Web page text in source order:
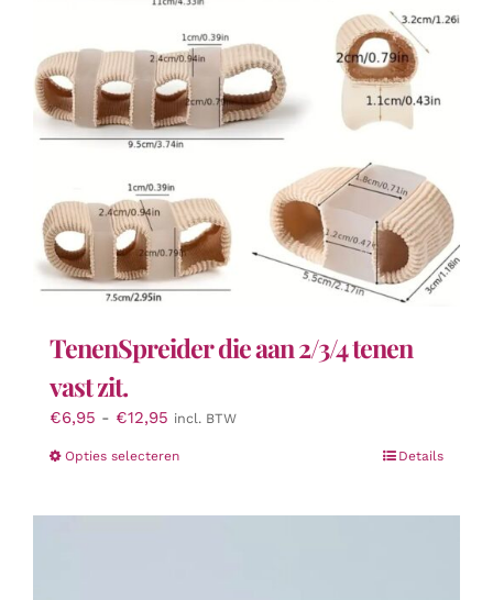
TenenSpreider die aan 2/3/4 tenen
vast zit.
€6,95 - €12,95 Prijsklasse:
tot
incl. BTW
Opties selecterenDit
Details